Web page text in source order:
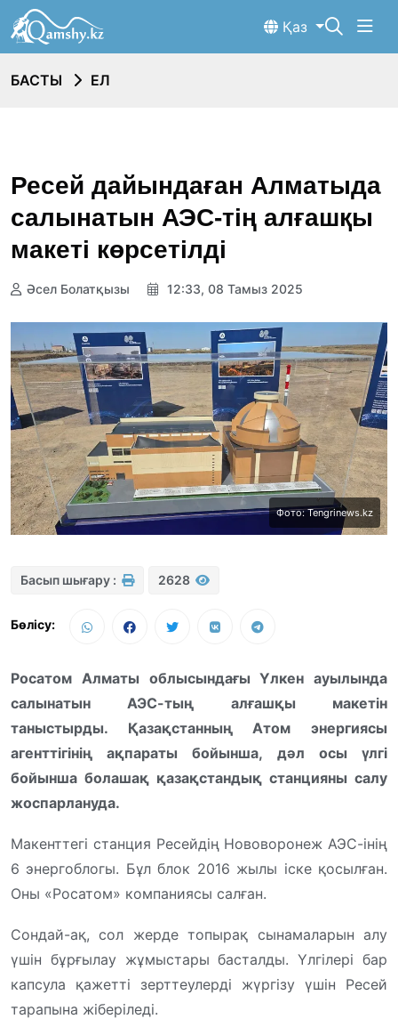
Қаз
БАСТЫ ЕЛ
Ресей дайындаған Алматыда
салынатын АЭС-тің алғашқы
макеті көрсетілді
Әсел Болатқызы 12:33, 08 Тамыз 2025
Фото: Tengrinews.kz
Басып шығару : 2628
Бөлісу:
Росатом Алматы облысындағы Үлкен ауылында
салынатын АЭС-тың алғашқы макетін
таныстырды. Қазақстанның Атом энергиясы
агенттігінің ақпараты бойынша, дәл осы үлгі
бойынша болашақ қазақстандық станцияны салу
жоспарлануда.
Макенттегі станция Ресейдің Нововоронеж АЭС-інің
6 энергоблогы. Бұл блок 2016 жылы іске қосылған.
Оны «Росатом» компаниясы салған.
Сондай-ақ, сол жерде топырақ сынамаларын алу
үшін бұрғылау жұмыстары басталды. Үлгілері бар
капсула қажетті зерттеулерді жүргізу үшін Ресей
тарапына жіберіледі.